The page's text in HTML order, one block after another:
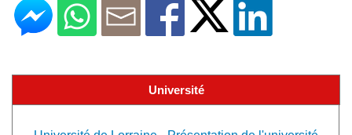
Université